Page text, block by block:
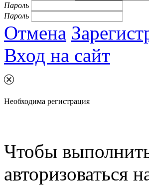
Пароль
Пароль
Отмена
Вход на сайт
Необходима регистрация
Чтобы
авторизоваться